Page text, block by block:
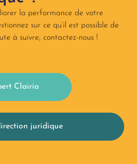
la performance de votre
sur ce qu’il est possible de
à suivre, contactez-nous !​
Clairio
juridique